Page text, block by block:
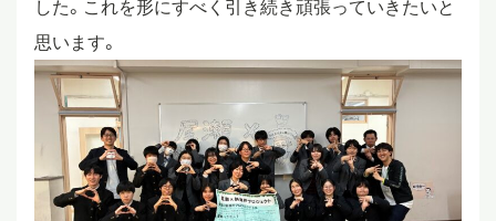
した。これを形にすべく引き続き頑張っていきたいと
思います。